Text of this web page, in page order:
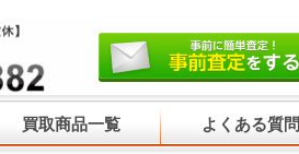
買取商品一覧 よくある質問